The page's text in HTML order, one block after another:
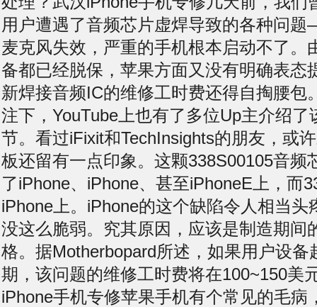
用户遭遇了音频芯片虚焊导致的各种问
麦克风失效，严重的手机根本启动不了。
备都已经脱保，苹果方面又没有明确表态
新焊接音频IC的维修工时费还得自掏腰包
注下，YouTube上也有了多位Up主介绍了
节。看过iFixit和TechInsights的朋友，或
板还留有一点印象。这颗338S00105音频
了iPhone、iPhone、甚至iPhoneE上，而
iPhone上。iPhone的这个缺陷令人相当头
没这么脆弱。究其原因，应该是制造期间
格。据Motherbopard所述，如果用户设备
期，该问题的维修工时费将在100~150美
iPhone手机专修苹果手机有个常见的毛病